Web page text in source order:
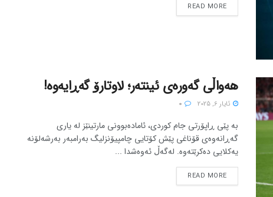
READ MORE
هەواڵی گەورەی ئینتەر؛ لاوتارۆ گەڕایەوە!
ئایار 6, 2025
بە پێی ڕاپۆرتی جام کوردی، ئامادەبوونی مارتینێز لە یاری
گەڕانەوەی قۆناغی پێش کۆتایی چامپیۆنزلیگ بەرامبەر بەرشەلۆنە
یەکلایی دەکرێتەوە. لەگەڵ ئەوەشدا ...
READ MORE